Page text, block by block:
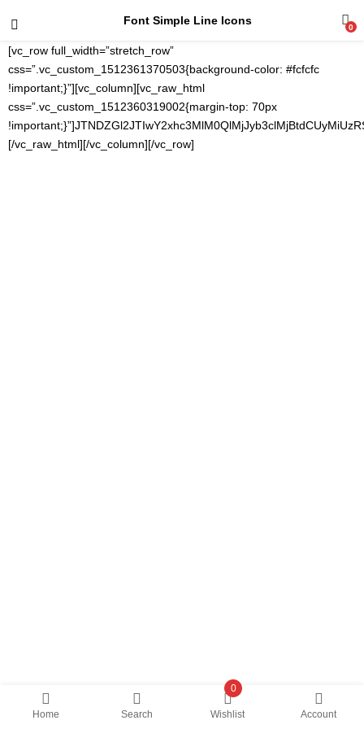
Font Simple Line Icons
0
Home Search
0
Wishlist Account
[vc_row full_width=”stretch_row” css=”.vc_custom_1512361370503{background-color: #fcfcfc !important;}”][vc_column][vc_raw_html css=”.vc_custom_1512360319002{margin-top: 70px !important;}”]JTNDZGl2JTIwY2xhc3MlM0QlMjJyb3clMjBtdCUyMiUzRSUwQSUyMCUyMCUyMCUyMCUzQ2RpdiUyMGNsYXNzJTNEJTIyaWNvbi1wcmV2aWV3LWJveCUyMGNvbC14cy02JTIwY29sLW1kLTQlMjBjb2wtbGctNCUyMiUzRSUwQSUyMCUyMCUyMCUyMCUyMCUyMCUyMCUyMCUzQ2RpdiUyMGNsYXNzJTNEJTIycHJldmlldyUyMiUzRSUwQSUyMCUyMCUyMCUyMCUyMCUyMCUyMCUyMCUzQ2klMjBjbGFzcyUzRCUyMmljb24tdXNlciUyMGljb25zJTIyJTNFJTNDJTJGaSUzRSUzQ2NvZGUlMjBjbGFzcyUzRCUyMmNvZGUtcHJldmlldyUyMiUzRWljb24tdXNlciUzQyUyRmNvZGUlM0UlMEElMjAlMjAlMjAlMjAlMjAlMjAlMjAlMjAlM0MlMkZkaXYlM0UlMEElMjAlMjAlMjAlMjAlM0MlMkZkaXYlM0UlM0NkaXYlMjBjbGFzcyUzRCUyMmljb24tcHJldmlldy1ib3glMjBjb2wteHMtNiUyMGNvbC1tZC00JTIwY29sLWxnLTQlMjIlM0UlMEElMjAlMjAlMjAlMjAlMjAlMjAlMjAlMjAlM0NkaXYlMjBjbGFzcyUzRCUyMnByZXZpZXclMjIlM0UlMEElMjAlMjAlMjAlMjAlMjAlMjAlMjAlMjAlM0NpJTIwY2xhc3MlM0QlMjJpY29uLXBlb3BsZSUyMGljb25zJTIyJTNFJTNDJTJGaSUzRSUzQ2NvZGUlMjBjbGFzcyUzRCUyMmNvZGUtcHJldmlldyUyMiUzRWljb24tcGVvcGxlJTNDJTJGY29kZSUzRSUwQSUyMCUyMCUyMCUyMCUyMCUyMCUyMCUyMCUzQyUyRmRpdiUzRSUwQSUyMCUyMCUyMCUyMCUzQyUyRmRpdiUzRSUzQ2RpdiUyMGNsYXNzJTNEJTIyaWNvbi1wcmV2aWV3LWJveCUyMGNvbC14cy02JTIwY29sLW1kLTQlMjBjb2wtbGctNCUyMiUzRSUwQSUyMCUyMCUyMCUyMCUyMCUyMCUyMCUyMCUzQ2RpdiUyMGNsYXNzJTNEJTIycHJldmlldyUyMiUzRSUwQSUyMCUyMCUyMCUyMCUyMCUyMCUyMCUyMCUzQ2klMjBjbGFzcyUzRCUyMmljb24tdXNlci1mZW1hbGUlMjBpY29ucyUyMiUzRSUzQyUyRmklM0UlM0Njb2RlJTIwY2xhc3MlM0QlMjJjb2RlLXByZXZpZXclMjIlM0VpY29uLXVzZXItZmVtYWxlJTNDJTJGY29kZSUzRSUwQSUyMCUyMCUyMCUyMCUyMCUyMCUyMCUyMCUzQyUyRmRpdiUzRSUwQSUyMCUyMCUyMCUyMCUzQyUyRmRpdiUzRSUzQ2RpdiUyMGNsYXNzJTNEJTIyaWNvbi1wcmV2aWV3LWJveCUyMGNvbC14cy02JTIwY29sLW1kLTQlMjBjb2wtbGctNCUyMiUzRSUwQSUyMCUyMCUyMCUyMCUyMCUyMCUyMCUyMCUzQ2RpdiUyMGNsYXNzJTNEJTIycHJldmlldyUyMiUzRSUwQSUyMCUyMCUyMCUyMCUyMCUyMCUyMCUyMCUzQ2klMjBjbGFzcyUzRCUyMmljb24tdXNlci1mb2xsb3clMjBpY29ucyUyMiUzRSUzQyUyRmklM0UlM0Njb2RlJTIwY2xhc3MlM0QlMjJjb2RlLXByZXZpZXclMjIlM0VpY29uLXVzZXItZm9sbG93JTNDJTJGY29kZSUzRSUwQSUyMCUyMCUyMCUyMCUyMCUyMCUyMCUyMCUzQyUyRmRpdiUzRSUwQSUyMCUyMCUyMCUyMCUzQyUyRmRpdiUzRSUzQ2RpdiUyMGNsYXNzJTNEJTIyaWNvbi1wcmV2aWV3LWJveCUyMGNvbC14cy02JTIwY29sLW1kLTQlMjBjb2wtbGctNCUyMiUzRSUwQSUyMCUyMCUyMCUyMCUyMCUyMCUyMCUyMCUzQ2RpdiUyMGNsYXNzJTNEJTIycHJldmlldyUyMiUzRSUwQSUyMCUyMCUyMCUyMCUyMCUyMCUyMCUyMCUzQ2klMjBjbGFzcyUzRCUyMmljb24tdXNlci1mb2xsb3dpbmclMjBpY29ucyUyMiUzRSUzQyUyRmklM0UlM0Njb2RlJTIwY2xhc3MlM0QlMjJjb2RlLXByZXZpZXclMjIlM0VpY29uLXVzZXItZm9sbG93aW5nJTNDJTJGY29kZSUzRSUwQSUyMCUyMCUyMCUyMCUyMCUyMCUyMCUyMCUzQyUyRmRpdiUzRSUwQSUyMCUyMCUyMCUyMCUzQyUyRmRpdiUzRSUzQ2RpdiUyMGNsYXNzJTNEJTIyaWNvbi1wcmV2aWV3LWJveCUyMGNvbC14cy02JTIwY29sLW1kLTQlMjBjb2wtbGctNCUyMiUzRSUwQSUyMCUyMCUyMCUyMCUyMCUyMCUyMCUyMCUzQ2RpdiUyMGNsYXNzJTNEJTIycHJldmlldyUyMiUzRSUwQSUyMCUyMCUyMCUyMCUyMCUyMCUyMCUyMCUzQ2klMjBjbGFzcyUzRCUyMmljb24tdXNlci11bmZvbGxvdyUyMGljb25zJTIyJTNFJTNDJTJGaSUzRSUzQ2NvZGUlMjBjbGFzcyUzRCUyMmNvZGUtcHJldmlldyUyMiUzRWljb24tdXNlci11bmZvbGxvdyUzQyUyRmNvZGUlM0UlMEElMjAlMjAlMjAlMjAlMjAlMjAlMjAlMjAlM0MlMkZkaXYlM0UlMEElMjAlMjAlMjAlMjAlM0MlMkZkaXYlM0UlM0NkaXYlMjBjbGFzcyUzRCUyMmljb24tcHJldmlldy1ib3glMjBjb2wteHMtNiUyMGNvbC1tZC00JTIwY29sLWxnLTQlMjIlM0UlMEElMjAlMjAlMjAlMjAlMjAlMjAlMjAlMjAlM0NkaXYlMjBjbGFzcyUzRCUyMnByZXZpZXclMjIlM0UlMEElMjAlMjAlMjAlMjAlMjAlMjAlMjAlMjAlM0NpJTIwY2xhc3MlM0QlMjJpY29uLWxvZ2luJTIwaWNvbnMlMjIlM0UlM0MlMkZpJTNFJTNDY29kZSUyMGNsYXNzJTNEJTIyY29kZS1wcmV2aWV3JTIyJTNFaWNvbi1sb2dpbiUzQyUyRmNvZGUlM0UlMEElMjAlMjAlMjAlMjAlMjAlMjAlMjAlMjAlM0MlMkZkaXYlM0UlMEElMjAlMjAlMjAlMjAlM0MlMkZkaXYlM0UlM0NkaXYlMjBjbGFzcyUzRCUyMmljb24tcHJldmlldy1ib3glMjBjb2wteHMtNiUyMGNvbC1tZC00JTIwY29sLWxnLTQlMjIlM0UlMEElMjAlMjAlMjAlMjAlMjAlMjAlMjAlMjAlM0NkaXYlMjBjbGFzcyUzRCUyMnByZXZpZXclMjIlM0UlMEElMjAlMjAlMjAlMjAlMjAlMjAlMjAlMjAlM0NpJTIwY2xhc3MlM0QlMjJpY29uLWxvZ291dCUyMGljb25zJTIyJTNFJTNDJTJGaSUzRSUzQ2NvZGUlMjBjbGFzcyUzRCUyMmNvZGUtcHJldmlldyUyMiUzRWljb24tbG9nb3V0JTNDJTJGY29kZSUzRSUwQSUyMCUyMCUyMCUyMCUyMCUyMCUyMCUyMCUzQyUyRmRpdiUzRSUwQSUyMCUyMCUyMCUyMCUzQyUyRmRpdiUzRSUzQ2RpdiUyMGNsYXNzJTNEJTIyaWNvbi1wcmV2aWV3LWJveCUyMGNvbC14cy02JTIwY29sLW1kLTQlMjBjb2wtbGctNCUyMiUzRSUwQSUyMCUyMCUyMCUyMCUyMCUyMCUyMCUyMCUzQ2RpdiUyMGNsYXNzJTNEJTIycHJldmlldyUyMiUzRSUwQSUyMCUyMCUyMCUyMCUyMCUyMCUyMCUyMCUzQ2klMjBjbGFzcyUzRCUyMmljb24tZW1vdHNtaWxlJTIwaWNvbnMlMjIlM0UlM0MlMkZpJTNFJTNDY29kZSUyMGNsYXNzJTNEJTIyY29kZS1wcmV2aWV3JTIyJTNFaWNvbi1lbW90c21pbGUlM0MlMkZjb2RlJTNFJTBBJTIwJTIwJTIwJTIwJTIwJTIwJTIwJTIwJTNDJTJGZGl2JTNFJTBBJTIwJTIwJTIwJTIwJTNDJTJGZGl2JTNFJTNDZGl2JTIwY2xhc3MlM0QlMjJpY29uLXByZXZpZXctYm94JTIwY29sLXhzLTYlMjBjb2wtbWQtNCUyMGNvbC1sZy00JTIyJTNFJTBBJTIwJTIwJTIwJTIwJTIwJTIwJTIwJTIwJTNDZGl2JTIwY2xhc3MlM0QlMjJwcmV2aWV3JTIyJTNFJTBBJTIwJTIwJTIwJTIwJTIwJTIwJTIwJTIwJTNDaSUyMGNsYXNzJTNEJTIyaWNvbi1waG9uZSUyMGljb25zJTIyJTNFJTNDJTJGaSUzRSUzQ2NvZGUlMjBjbGFzcyUzRCUyMmNvZGUtcHJldmlldyUyMiUzRWljb24tcGhvbmUlM0MlMkZjb2RlJTNFJTBBJTIwJTIwJTIwJTIwJTIwJTIwJTIwJTIwJTNDJTJGZGl2JTNFJTBBJTIwJTIwJTIwJTIwJTNDJTJGZGl2JTNFJTNDZGl2JTIwY2xhc3MlM0QlMjJpY29uLXByZXZpZXctYm94JTIwY29sLXhzLTYlMjBjb2wtbWQtNCUyMGNvbC1sZy00JTIyJTNFJTBBJTIwJTIwJTIwJTIwJTIwJTIwJTIwJTIwJTNDZGl2JTIwY2xhc3MlM0QlMjJwcmV2aWV3JTIyJTNFJTBBJTIwJTIwJTIwJTIwJTIwJTIwJTIwJTIwJTNDaSUyMGNsYXNzJTNEJTIyaWNvbi1jYWxsLWVuZCUyMGljb25zJTIyJTNFJTNDJTJGaSUzRSUzQ2NvZGUlMjBjbGFzcyUzRCUyMmNvZGUtcHJldmlldyUyMiUzRWljb24tY2FsbC1lbmQlM0MlMkZjb2RlJTNFJTBBJTIwJTIwJTIwJTIwJTIwJTIwJTIwJTIwJTNDJTJGZGl2JTNFJTBBJTIwJTIwJTIwJTIwJTNDJTJGZGl2JTNFJTNDZGl2JTIwY2xhc3MlM0QlMjJpY29uLXByZXZpZXctYm94JTIwY29sLXhzLTYlMjBjb2wtbWQtNCUyMGNvbC1sZy00JTIyJTNFJTBBJTIwJTIwJTIwJTIwJTIwJTIwJTIwJTIwJTNDZGl2JTIwY2xhc3MlM0QlMjJwcmV2aWV3JTIyJTNFJTBBJTIwJTIwJTIwJTIwJTIwJTIwJTIwJTIwJTNDaSUyMGNsYXNzJTNEJTIyaWNvbi1jYWxsLWluJTIwaWNvbnMlMjIlM0UlM0MlMkZpJTNFJTNDY29kZSUyMGNsYXNzJTNEJTIyY29kZS1wcmV2aWV3JTIyJTNFaWNvbi1jYWxsLWluJTNDJTJGY29kZSUzRSUwQSUyMCUyMCUyMCUyMCUyMCUyMCUyMCUyMCUzQyUyRmRpdiUzRSUwQSUyMCUyMCUyMCUyMCUzQyUyRmRpdiUzRSUzQ2RpdiUyMGNsYXNzJTNEJTIyaWNvbi1wcmV2aWV3LWJveCUyMGNvbC14cy02JTIwY29sLW1kLTQlMjBjb2wtbGctNCUyMiUzRSUwQSUyMCUyMCUyMCUyMCUyMCUyMCUyMCUyMCUzQ2RpdiUyMGNsYXNzJTNEJTIycHJldmlldyUyMiUzRSUwQSUyMCUyMCUyMCUyMCUyMCUyMCUyMCUyMCUzQ2klMjBjbGFzcyUzRCUyMmljb24tY2FsbC1vdXQlMjBpY29ucyUyMiUzRSUzQyUyRmklM0UlM0Njb2RlJTIwY2xhc3MlM0QlMjJjb2RlLXByZXZpZXclMjIlMjBzdHlsZSUzRCUyMmRpc3BsYXklM0ElMjBpbmxpbmUlM0IlMjIlM0VpY29uLWNhbGwtb3V0JTNDJTJGY29kZSUzRSUwQSUyMCUyMCUyMCUyMCUyMCUyMCUyMCUyMCUzQyUyRmRpdiUzRSUwQSUyMCUyMCUyMCUyMCUzQyUyRmRpdiUzRSUzQ2RpdiUyMGNsYXNzJTNEJTIyaWNvbi1wcmV2aWV3LWJveCUyMGNvbC14cy02JTIwY29sLW1kLTQlMjBjb2wtbGctNCUyMiUzRSUwQSUyMCUyMCUyMCUyMCUyMCUyMCUyMCUyMCUzQ2RpdiUyMGNsYXNzJTNEJTIycHJldmlldyUyMiUzRSUwQSUyMCUyMCUyMCUyMCUyMCUyMCUyMCUyMCUzQ2klMjBjbGFzcyUzRCUyMmljb24tbWFwJTIwaWNvbnMlMjIlM0UlM0MlMkZpJTNFJTNDY29kZSUyMGNsYXNzJTNEJTIyY29kZS1wcmV2aWV3JTIyJTIwc3R5bGUlM0QlMjJkaXNwbGF5JTNBJTIwaW5saW5lJTNCJTIyJTNFaWNvbi1tYXAlM0MlMkZjb2RlJTNFJTBBJTIwJTIwJTIwJTIwJTIwJTIwJTIwJTIwJTNDJTJGZGl2JTNFJTBBJTIwJTIwJTIwJTIwJTNDJTJGZGl2JTNFJTNDZGl2JTIwY2xhc3MlM0QlMjJpY29uLXByZXZpZXctYm94JTIwY29sLXhzLTYlMjBjb2wtbWQtNCUyMGNvbC1sZy00JTIyJTNFJTBBJTIwJTIwJTIwJTIwJTIwJTIwJTIwJTIwJTNDZGl2JTIwY2xhc3MlM0QlMjJwcmV2aWV3JTIyJTNFJTBBJTIwJTIwJTIwJTIwJTIwJTIwJTIwJTIwJTNDaSUyMGNsYXNzJTNEJTIyaWNvbi1sb2NhdGlvbi1waW4lMjBpY29ucyUyMiUzRSUzQyUyRmklM0UlM0Njb2RlJTIwY2xhc3MlM0QlMjJjb2RlLXByZXZpZXclMjIlMjBzdHlsZSUzRCUyMmRpc3BsYXklM0ElMjBpbmxpbmUlM0IlMjIlM0VpY29uLWxvY2F0aW9uLXBpbiUzQyUyRmNvZGUlM0UlMEElMjAlMjAlMjAlMjAlMjAlMjAlMjAlMjAlM0MlMkZkaXYlM0UlMEElMjAlMjAlMjAlMjAlM0MlMkZkaXYlM0UlM0NkaXYlMjBjbGFzcyUzRCUyMmljb24tcHJldmlldy1ib3glMjBjb2wteHMtNiUyMGNvbC1tZC00JTIwY29sLWxnLTQlMjIlM0UlMEElMjAlMjAlMjAlMjAlMjAlMjAlMjAlMjAlM0NkaXYlMjBjbGFzcyUzRCUyMnByZXZpZXclMjIlM0UlMEElMjAlMjAlMjAlMjAlMjAlMjAlMjAlMjAlM0NpJTIwY2xhc3MlM0QlMjJpY29uLWRpcmVjdGlvbiUyMGljb25zJTIyJTNFJTNDJTJGaSUzRSUzQ2NvZGUlMjBjbGFzcyUzRCUyMmNvZGUtcHJldmlldyUyMiUzRWljb24tZGlyZWN0aW9uJTNDJTJGY29kZSUzRSUwQSUyMCUyMCUyMCUyMCUyMCUyMCUyMCUyMCUzQyUyRmRpdiUzRSUwQSUyMCUyMCUyMCUyMCUzQyUyRmRpdiUzRSUzQ2RpdiUyMGNsYXNzJTNEJTIyaWNvbi1wcmV2aWV3LWJveCUyMGNvbC14cy02JTIwY29sLW1kLTQlMjBjb2wtbGctNCUyMiUzRSUwQSUyMCUyMCUyMCUyMCUyMCUyMCUyMCUyMCUzQ2RpdiUyMGNsYXNzJTNEJTIycHJldmlldyUyMiUzRSUwQSUyMCUyMCUyMCUyMCUyMCUyMCUyMCUyMCUzQ2klMjBjbGFzcyUzRCUyMmljb24tZGlyZWN0aW9ucyUyMGljb25zJTIyJTNFJTNDJTJGaSUzRSUzQ2NvZGUlMjBjbGFzcyUzRCUyMmNvZGUtcHJldmlldyUyMiUzRWljb24tZGlyZWN0aW9ucyUzQyUyRmNvZGUlM0UlMEElMjAlMjAlMjAlMjAlMjAlMjAlMjAlMjAlM0MlMkZkaXYlM0UlMEElMjAlMjAlMjAlMjAlM0MlMkZkaXYlM0UlM0NkaXYlMjBjbGFzcyUzRCUyMmljb24tcHJldmlldy1ib3glMjBjb2wteHMtNiUyMGNvbC1tZC00JTIwY29sLWxnLTQlMjIlM0UlMEElMjAlMjAlMjAlMjAlMjAlMjAlMjAlMjAlM0NkaXYlMjBjbGFzcyUzRCUyMnByZXZpZXclMjIlM0UlMEElMjAlMjAlMjAlMjAlMjAlMjAlMjAlMjAlM0NpJTIwY2xhc3MlM0QlMjJpY29uLWNvbXBhc3MlMjBpY29ucyUyMiUzRSUzQyUyRmklM0UlM0Njb2RlJTIwY2xhc3MlM0QlMjJjb2RlLXByZXZpZXclMjIlMjBzdHlsZSUzRCUyMmRpc3BsYXklM0ElMjBpbmxpbmUlM0IlMjIlM0VpY29uLWNvbXBhc3MlM0MlMkZjb2RlJTNFJTBBJTIwJTIwJTIwJTIwJTIwJTIwJTIwJTIwJTNDJTJGZGl2JTNFJTBBJTIwJTIwJTIwJTIwJTNDJTJGZGl2JTNFJTNDZGl2JTIwY2xhc3MlM0QlMjJpY29uLXByZXZpZXctYm94JTIwY29sLXhzLTYlMjBjb2wtbWQtNCUyMGNvbC1sZy00JTIyJTNFJTBBJTIwJTIwJTIwJTIwJTIwJTIwJTIwJTIwJTNDZGl2JTIwY2xhc3MlM0QlMjJwcmV2aWV3JTIyJTNFJTBBJTIwJTIwJTIwJTIwJTIwJTIwJTIwJTIwJTNDaSUyMGNsYXNzJTNEJTIyaWNvbi1sYXllcnMlMjBpY29ucyUyMiUzRSUzQyUyRmklM0UlM0Njb2RlJTIwY2xhc3MlM0QlMjJjb2RlLXByZXZpZXclMjIlMjBzdHlsZSUzRCUyMmRpc3BsYXklM0ElMjBpbmxpbmUlM0IlMjIlM0VpY29uLWxheWVycyUzQyUyRmNvZGUlM0UlMEElMjAlMjAlMjAlMjAlMjAlMjAlMjAlMjAlM0MlMkZkaXYlM0UlMEElMjAlMjAlMjAlMjAlM0MlMkZkaXYlM0UlM0NkaXYlMjBjbGFzcyUzRCUyMmljb24tcHJldmlldy1ib3glMjBjb2wteHMtNiUyMGNvbC1tZC00JTIwY29sLWxnLTQlMjIlM0UlMEElMjAlMjAlMjAlMjAlMjAlMjAlMjAlMjAlM0NkaXYlMjBjbGFzcyUzRCUyMnByZXZpZXclMjIlM0UlMEElMjAlMjAlMjAlMjAlMjAlMjAlMjAlMjAlM0NpJTIwY2xhc3MlM0QlMjJpY29uLW1lbnUlMjBpY29ucyUyMiUzRSUzQyUyRmklM0UlM0Njb2RlJTIwY2xhc3MlM0QlMjJjb2RlLXByZXZpZXclMjIlM0VpY29uLW1lbnUlM0MlMkZjb2RlJTNFJTBBJTIwJTIwJTIwJTIwJTIwJTIwJTIwJTIwJTNDJTJGZGl2JTNFJTBBJTIwJTIwJTIwJTIwJTNDJTJGZGl2JTNFJTNDZGl2JTIwY2xhc3MlM0QlMjJpY29uLXByZXZpZXctYm94JTIwY29sLXhzLTYlMjBjb2wtbWQtNCUyMGNvbC1sZy00JTIyJTNFJTBBJTIwJTIwJTIwJTIwJTIwJTIwJTIwJTIwJTNDZGl2JTIwY2xhc3MlM0QlMjJwcmV2aWV3JTIyJTNFJTBBJTIwJTIwJTIwJTIwJTIwJTIwJTIw